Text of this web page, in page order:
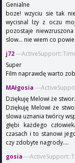
Genialne
boze! wzyciu sie tak
wycisnal lzy z oczu
pozostaje
slow... nie wiem co
j72---
Super
Film naprawdę warto
MAłgosia ---
Dziękuję Melowi że
Dziękuję Melowi że
slowa uznania twórcy
głębi każdego
czasach i to stanowi
czy zdobyte nagrody....
gosia ---